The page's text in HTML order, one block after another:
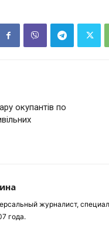
окупантів по
журналист,
года.